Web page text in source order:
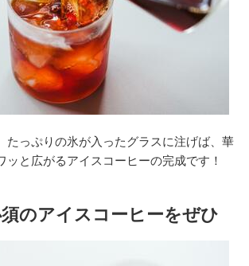
たっぷりの氷が入ったグラスに注げば、華
ッと広がるアイスコーヒーの完成です！
のアイスコーヒーをぜひ